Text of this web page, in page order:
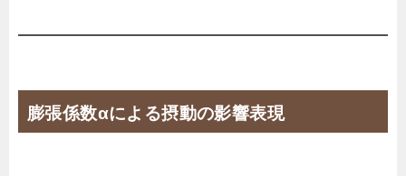
膨張係数αによる摂動の影響表現